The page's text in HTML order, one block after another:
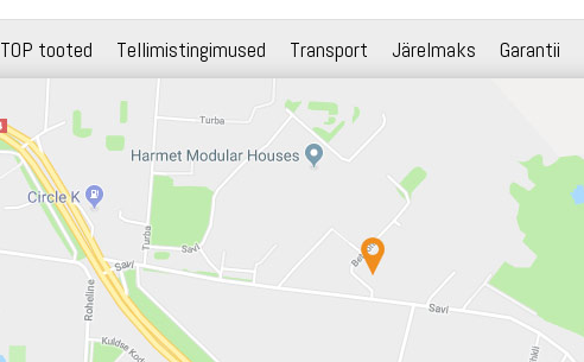
TOP tooted Tellimistingimused Transport Järelmaks Garantii